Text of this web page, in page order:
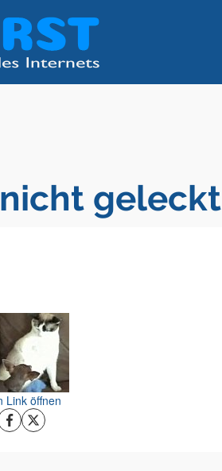
geleckt
Link öffnen